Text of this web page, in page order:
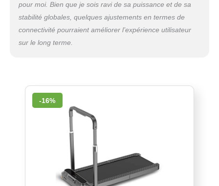
pour moi. Bien que je sois ravi de sa puissance et de sa
stabilité globales, quelques ajustements en termes de
connectivité pourraient améliorer l’expérience utilisateur
sur le long terme.
-16%